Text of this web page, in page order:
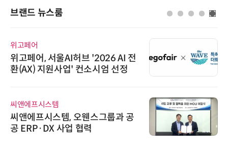
브랜드 뉴스룸
위고페어
위고페어, 서울AI허브 '2026 AI 전
환(AX) 지원사업' 컨소시엄 선정
씨앤에프시스템
씨앤에프시스템, 오웬스그룹과 공
공 ERP·DX 사업 협력